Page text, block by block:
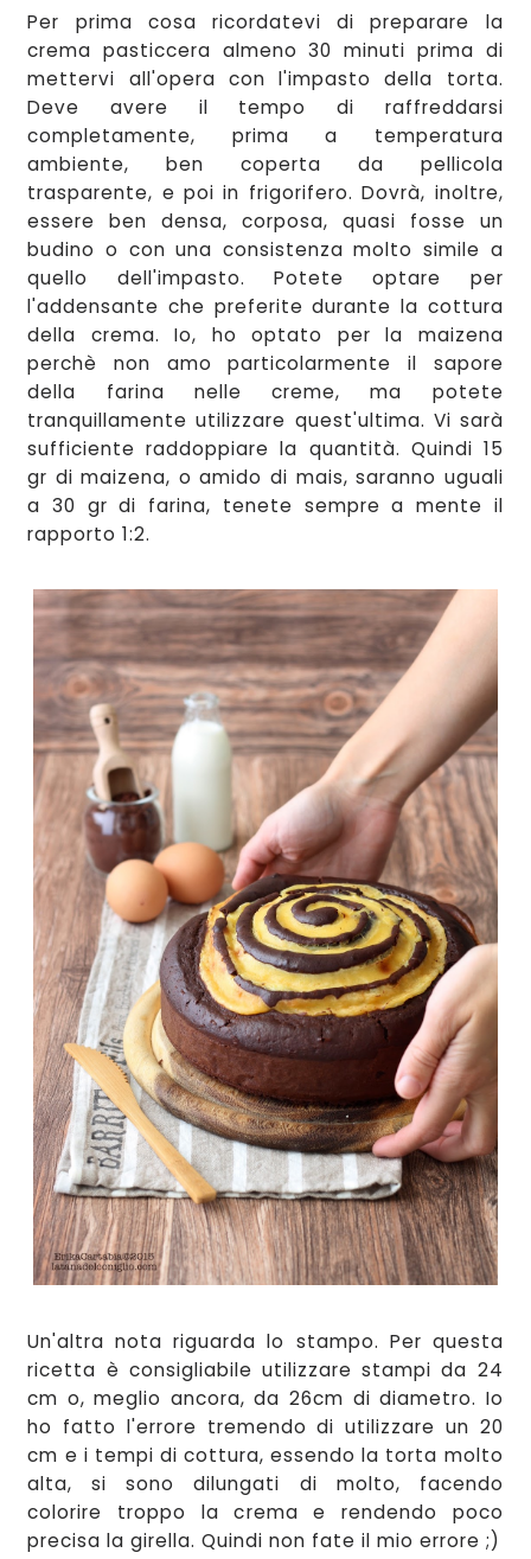
Per prima cosa ricordatevi di preparare la
crema pasticcera almeno 30 minuti prima di
mettervi all'opera con l'impasto della torta.
Deve avere il tempo di raffreddarsi
completamente, prima a temperatura
ambiente, ben coperta da pellicola
trasparente, e poi in frigorifero. Dovrà, inoltre,
essere ben densa, corposa, quasi fosse un
budino o con una consistenza molto simile a
quello dell'impasto. Potete optare per
l'addensante che preferite durante la cottura
della crema. Io, ho optato per la maizena
perchè non amo particolarmente il sapore
della farina nelle creme, ma potete
tranquillamente utilizzare quest'ultima. Vi sarà
sufficiente raddoppiare la quantità. Quindi 15
gr di maizena, o amido di mais, saranno uguali
a 30 gr di farina, tenete sempre a mente il
rapporto 1:2.
Un'altra nota riguarda lo stampo. Per questa
ricetta è consigliabile utilizzare stampi da 24
cm o, meglio ancora, da 26cm di diametro. Io
ho fatto l'errore tremendo di utilizzare un 20
cm e i tempi di cottura, essendo la torta molto
alta, si sono dilungati di molto, facendo
colorire troppo la crema e rendendo poco
precisa la girella. Quindi non fate il mio errore ;)